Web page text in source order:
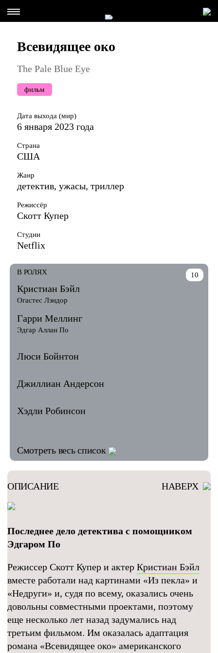
Всевидящее око
The Pale Blue Eye
фильм
Дата выхода (мир)
6 января 2023 года
Страна
США
Жанр
детектив, ужасы, триллер
Режиссёр
Скотт Купер
Студии
Netflix
10
В РОЛЯХ
Кристиан Бэйл
Огастес Лэндор
Гарри Меллинг
Эдгар Аллан По
Люси Бойнтон
Джиллиан Андерсон
Хэдли Робинсон
Смотреть весь список
ОПИСАНИЕ НАВЕРХ
Последнее дело детектива с помощником
Эдгаром По
Режиссер Скотт Купер и актер Кристиан Бэйл
вместе работали над картинами «Из пекла» и
«Недруги» и, судя по всему, оказались очень
довольны совместными проектами, поэтому
еще несколько лет назад задумались над
третьим фильмом. Им оказалась адаптация
романа «Всевидящее око» американского